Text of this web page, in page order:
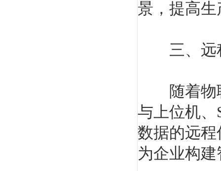
景，提高
三、远
随着物联
与上位机
数据的远
为企业构